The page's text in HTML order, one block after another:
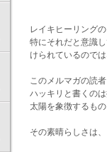
レイキヒーリング
特にそれだと意識
けられているので
このメルマガの読
ハッキリと書くの
太陽を象徴するも
その素晴らしさは